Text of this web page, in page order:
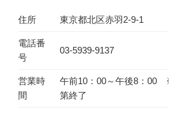
住所 東京都北区赤羽2-9-1
電話番
号
03-5939-9137
営業時
間
午前10：00～午後8：00
第終了